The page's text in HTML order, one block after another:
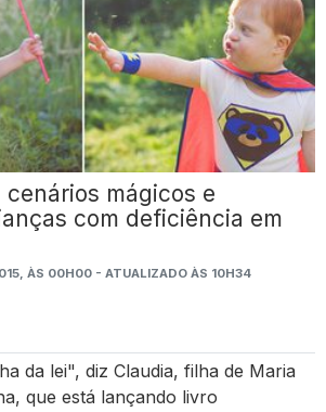
mágicos e
com deficiência em
ÀS 00H00 - ATUALIZADO ÀS 10H34
da lei", diz Claudia, filha de Maria
que está lançando livro